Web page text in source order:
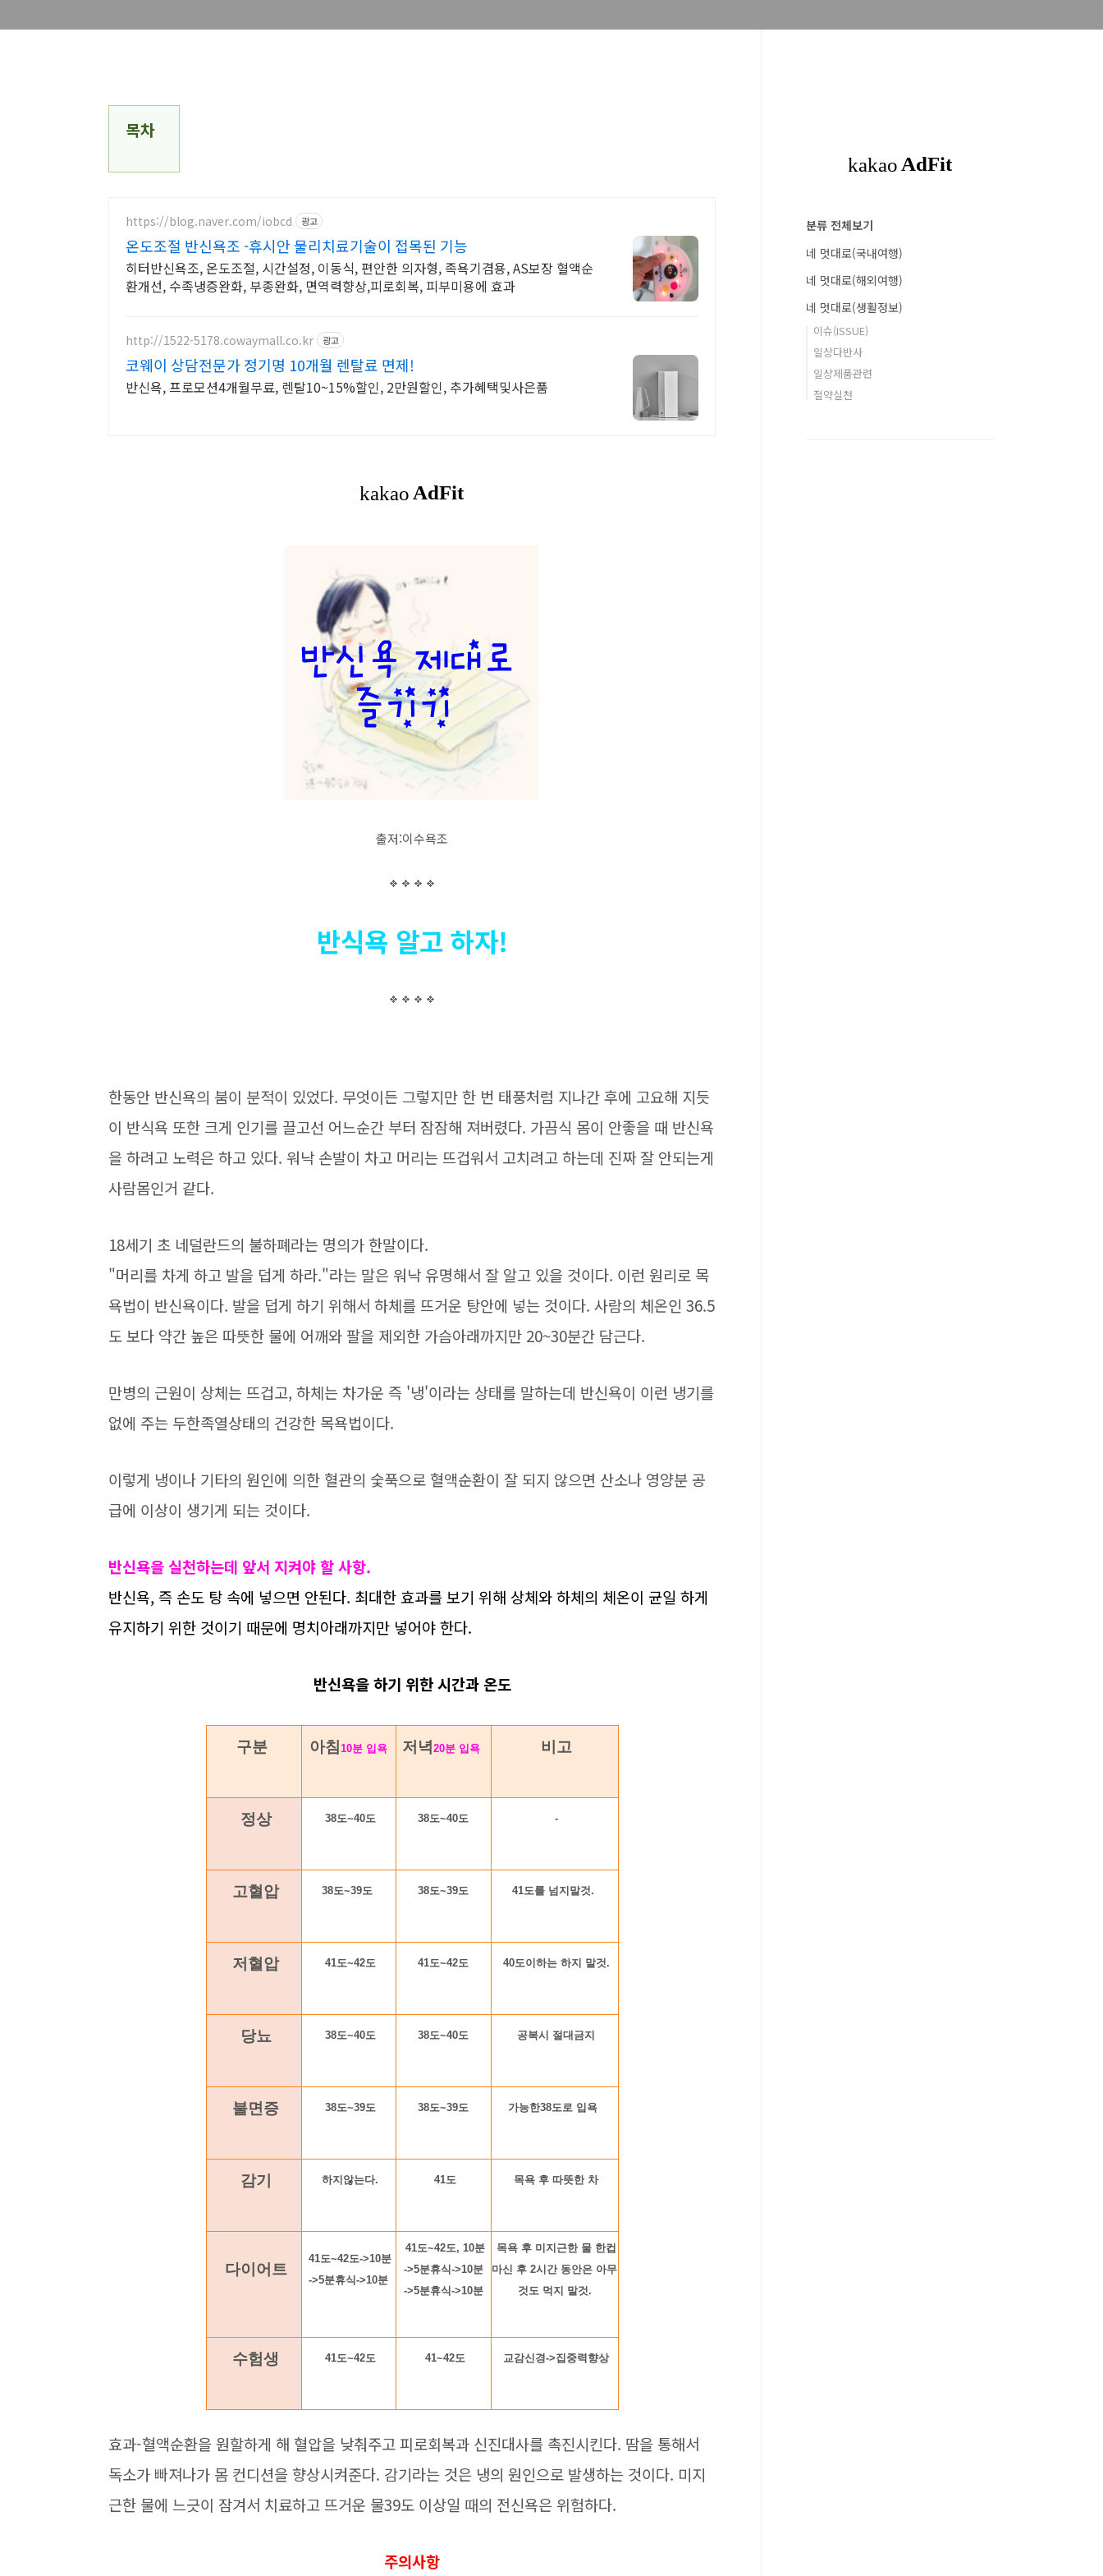
목차
https://blog.naver.com/iobcd 광고
온도조절 반신욕조 -휴시안 물리치료기술이 접목된 기능
히터반신욕조, 온도조절, 시간설정, 이동식, 편안한 의자형, 족욕기겸용, AS보장 혈액순
환개선, 수족냉증완화, 부종완화, 면역력향상,피로회복, 피부미용에 효과
http://1522-5178.cowaymall.co.kr 광고
코웨이 상담전문가 정기명 10개월 렌탈료 면제!
반신욕, 프로모션4개월무료, 렌탈10~15%할인, 2만원할인, 추가혜택및사은품
출저:이수욕조
반식욕 알고 하자!
한동안 반신욕의 붐이 분적이 있었다. 무엇이든 그렇지만 한 번 태풍처럼 지나간 후에 고요해 지듯
이 반식욕 또한 크게 인기를 끌고선 어느순간 부터 잠잠해 져버렸다. 가끔식 몸이 안좋을 때 반신욕
을 하려고 노력은 하고 있다. 워낙 손발이 차고 머리는 뜨겁워서 고치려고 하는데 진짜 잘 안되는게
사람몸인거 같다.
18세기 초 네덜란드의 불하폐라는 명의가 한말이다.
"머리를 차게 하고 발을 덥게 하라."라는 말은 워낙 유명해서 잘 알고 있을 것이다. 이런 원리로 목
욕법이 반신욕이다. 발을 덥게 하기 위해서 하체를 뜨거운 탕안에 넣는 것이다. 사람의 체온인 36.5
도 보다 약간 높은 따뜻한 물에 어깨와 팔을 제외한 가슴아래까지만 20~30분간 담근다.
만병의 근원이 상체는 뜨겁고, 하체는 차가운 즉 '냉'이라는 상태를 말하는데 반신욕이 이런 냉기를
없에 주는 두한족열상태의 건강한 목욕법이다.
이렇게 냉이나 기타의 원인에 의한 혈관의 숯푹으로 혈액순환이 잘 되지 않으면 산소나 영양분 공
급에 이상이 생기게 되는 것이다.
반신욕을 실천하는데 앞서 지켜야 할 사항.
반신욕, 즉 손도 탕 속에 넣으면 안된다. 최대한 효과를 보기 위해 상체와 하체의 체온이 균일 하게
유지하기 위한 것이기 때문에 명치아래까지만 넣어야 한다.
반신욕을 하기 위한 시간과 온도
구분 아침 10분 입욕 저녁 20분 입욕 비고
정상 38도~40도 38도~40도 -
고혈압 38도~39도 38도~39도 41도를 넘지말것.
저혈압 41도~42도 41도~42도 40도이하는 하지 말것.
당뇨 38도~40도 38도~40도 공복시 절대금지
불면증 38도~39도 38도~39도 가능한38도로 입욕
감기 하지않는다. 41도 목욕 후 따뜻한 차
다이어트
41도~42도->10분
->5분휴식->10분
41도~42도, 10분
->5분휴식->10분
->5분휴식->10분
목욕 후 미지근한 물 한컵
마신 후 2시간 동안은 아무
것도 먹지 말것.
수험생 41도~42도 41~42도 교감신경->집중력향상
효과-혈액순환을 원할하게 해 혈압을 낮춰주고 피로회복과 신진대사를 촉진시킨다. 땀을 통해서
독소가 빠져나가 몸 컨디션을 향상시켜준다. 감기라는 것은 냉의 원인으로 발생하는 것이다. 미지
근한 물에 느긋이 잠겨서 치료하고 뜨거운 물39도 이상일 때의 전신욕은 위험하다.
주의사항
분류 전체보기
네 멋대로(국내여행)
네 멋대로(해외여행)
네 멋대로(생활정보)
이슈(ISSUE)
일상다반사
일상제품관련
절약실천